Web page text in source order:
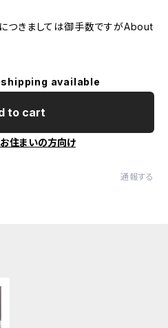
つきましては御手数ですがAbout
available
to cart
住まいの方向け
通報する